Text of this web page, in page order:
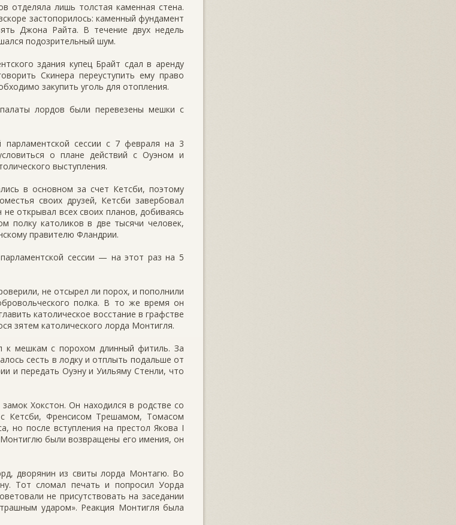
отделяла лишь толстая каменная стена.
застопорилось: каменный фундамент
Джона Райта. В течение двух недель
подозрительный шум.
здания купец Брайт сдал в аренду
Скинера переуступить ему право
закупить уголь для отопления.
лордов были перевезены мешки с
парламентской сессии с 7 февраля на 3
о плане действий с Оуэном и
выступления.
в основном за счет Кетсби, поэтому
своих друзей, Кетсби завербовал
открывал всех своих планов, добиваясь
полку католиков в две тысячи человек,
правителю Фландрии.
сессии — на этот раз на 5
не отсырел ли порох, и пополнили
полка. В то же время он
католическое восстание в графстве
зятем католического лорда Монтигля.
к мешкам с порохом длинный фитиль. За
сесть в лодку и отплыть подальше от
и передать Оуэну и Уильяму Стенли, что
Хокстон. Он находился в родстве со
Кетсби, Френсисом Трешамом, Томасом
но после вступления на престол Якова I
были возвращены его имения, он
дворянин из свиты лорда Монтагю. Во
Тот сломал печать и попросил Уорда
не присутствовать на заседании
ударом». Реакция Монтигля была